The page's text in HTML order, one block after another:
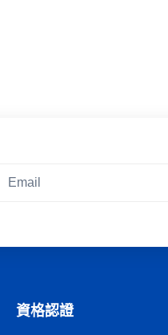
資格認證